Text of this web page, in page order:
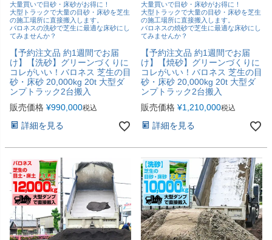
大量買いで目砂・床砂がお得に！
大型トラックで大量の目砂・床砂を芝生
の施工場所に直接搬入します。
バロネスの洗砂で芝生に最適な床砂にし
てみませんか？
【予約注文品 約1週間でお届
け】【洗砂】グリーンづくりに
コレがいい！バロネス 芝生の目
砂・床砂 20,000kg 20t 大型ダ
ンプトラック2台搬入
販売価格 ¥990,000税込
詳細を見る
大量買いで目砂・床砂がお得に！
大型トラックで大量の目砂・床砂を芝生
の施工場所に直接搬入します。
バロネスの焼砂で芝生に最適な床砂にし
てみませんか？
【予約注文品 約1週間でお届
け】【焼砂】グリーンづくりに
コレがいい！バロネス 芝生の目
砂・床砂 20,000kg 20t 大型ダ
ンプトラック2台搬入
販売価格 ¥1,210,000税込
詳細を見る